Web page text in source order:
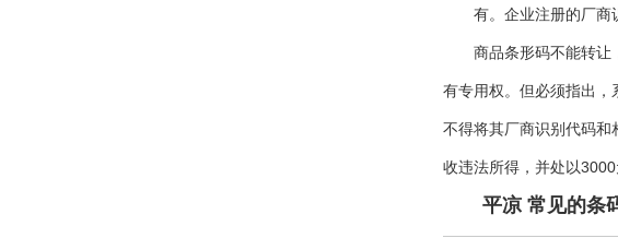
有。企业注册的厂商
商品条形码不能转让
有专用权。但必须指出，
不得将其厂商识别代码和
收违法所得，并处以
平凉 常见的条